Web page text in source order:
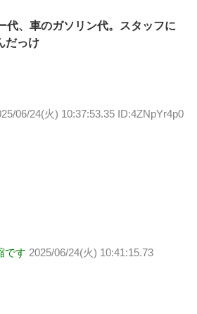
代、車のガソリン代。スタッフに
だっけ
06/24(火) 10:37:53.35 ID:4ZNpYr4p0
です 2025/06/24(火) 10:41:15.73